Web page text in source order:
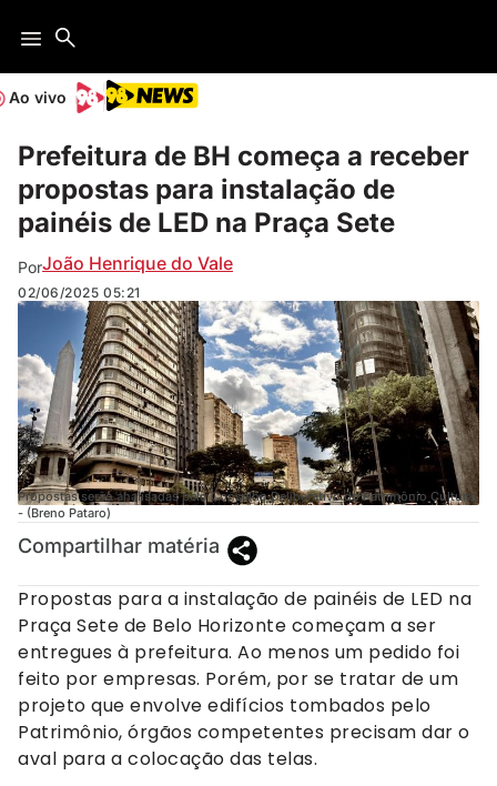
Ao vivo
Prefeitura de BH começa a receber
propostas para instalação de
painéis de LED na Praça Sete
PorJoão Henrique do Vale
02/06/2025 05:21
Propostas serão analisadas pelo Conselho Deliberativo do Patrimônio Cultural
- (Breno Pataro)
Compartilhar matéria
Propostas para a instalação de painéis de LED na
Praça Sete de Belo Horizonte começam a ser
entregues à prefeitura. Ao menos um pedido foi
feito por empresas. Porém, por se tratar de um
projeto que envolve edifícios tombados pelo
Patrimônio, órgãos competentes precisam dar o
aval para a colocação das telas.